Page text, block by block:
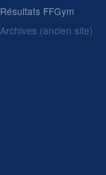
Résultats FFGym
Archives (ancien site)